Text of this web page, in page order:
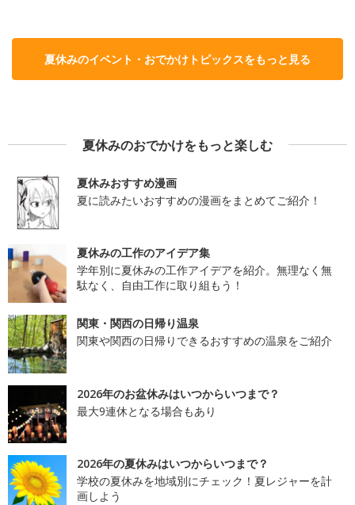
夏休みのイベント・おでかけトピックスをもっと見る
夏休みのおでかけをもっと楽しむ
夏休みおすすめ漫画
夏に読みたいおすすめの漫画をまとめてご紹介！
夏休みの工作のアイデア集
学年別に夏休みの工作アイデアを紹介。無理なく無
駄なく、自由工作に取り組もう！
関東・関西の日帰り温泉
関東や関西の日帰りできるおすすめの温泉をご紹介
2026年のお盆休みはいつからいつまで？
最大9連休となる場合もあり
2026年の夏休みはいつからいつまで？
学校の夏休みを地域別にチェック！夏レジャーを計
画しよう